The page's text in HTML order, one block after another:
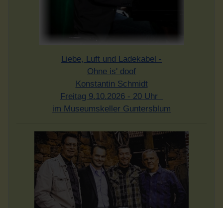
Liebe, Luft und Ladekabel -
Ohne is' doof
Konstantin Schmidt
Freitag 9.10.2026 - 20 Uhr
im Museumskeller Guntersblum